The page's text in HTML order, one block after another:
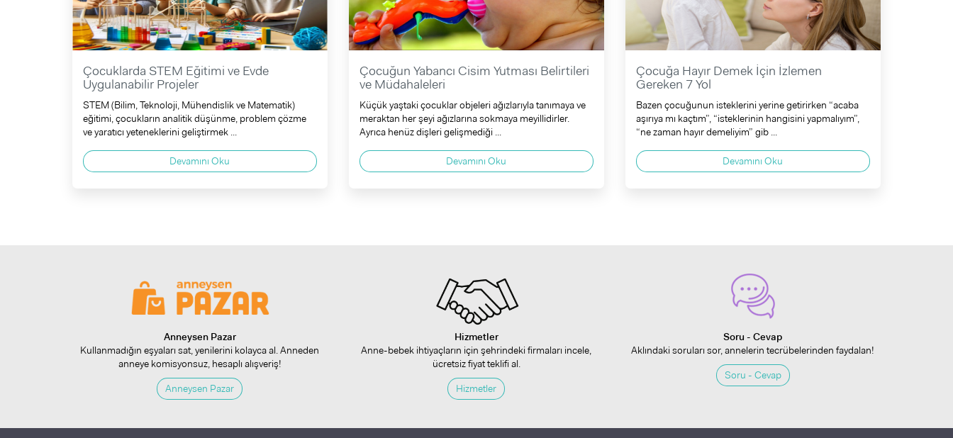
Çocuklarda STEM Eğitimi ve Evde
Uygulanabilir Projeler
STEM (Bilim, Teknoloji, Mühendislik ve Matematik)
eğitimi, çocukların analitik düşünme, problem çözme
ve yaratıcı yeteneklerini geliştirmek ...
Devamını Oku
Çocuğun Yabancı Cisim Yutması Belirtileri
ve Müdahaleleri
Küçük yaştaki çocuklar objeleri ağızlarıyla tanımaya ve
meraktan her şeyi ağızlarına sokmaya meyillidirler.
Ayrıca henüz dişleri gelişmediği ...
Devamını Oku
Çocuğa Hayır Demek İçin İzlemen
Gereken 7 Yol
Bazen çocuğunun isteklerini yerine getirirken “acaba
aşırıya mı kaçtım”, “isteklerinin hangisini yapmalıyım”,
“ne zaman hayır demeliyim” gib ...
Devamını Oku
Anneysen Pazar
Kullanmadığın eşyaları sat, yenilerini kolayca al. Anneden
anneye komisyonsuz, hesaplı alışveriş!
Anneysen Pazar
Hizmetler
Anne-bebek ihtiyaçların için şehrindeki firmaları incele,
ücretsiz fiyat teklifi al.
Hizmetler
Soru - Cevap
Aklındaki soruları sor, annelerin tecrübelerinden faydalan!
Soru - Cevap